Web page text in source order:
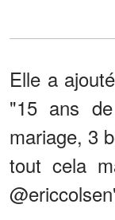
Elle a
"15 ans
mariage, 3
tout cela